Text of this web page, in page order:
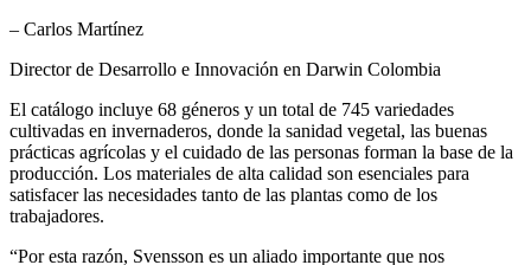
– Carlos Martínez
Director de Desarrollo e Innovación en Darwin Colombia
El catálogo incluye 68 géneros y un total de 745 variedades
cultivadas en invernaderos, donde la sanidad vegetal, las buenas
prácticas agrícolas y el cuidado de las personas forman la base de la
producción. Los materiales de alta calidad son esenciales para
satisfacer las necesidades tanto de las plantas como de los
trabajadores.
“Por esta razón, Svensson es un aliado importante que nos